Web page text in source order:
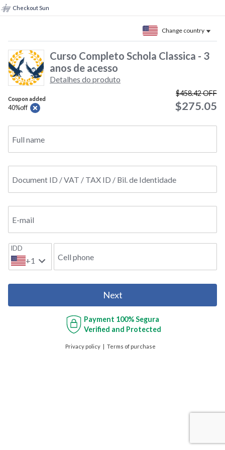
Checkout Sun
Change country
Curso Completo Schola Classica - 3
anos de acesso
Detalhes do produto
Coupon added
40%off
$458.42OFF
$275.05
Full name
Document ID / VAT / TAX ID / Bil. de Identidade
E-mail
IDD
+1 Cell phone
Next
Payment 100% Segura
Verified and Protected
Privacy policy Terms of purchase